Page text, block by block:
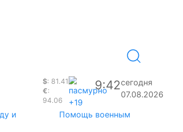
$: 81.41
€:
94.06
+19
9:42сегодня
07.08.2026
и
Помощь военным